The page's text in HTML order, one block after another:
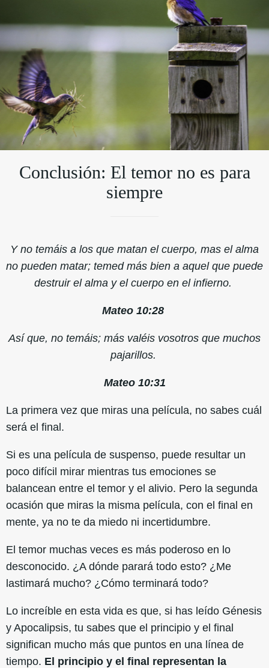
Conclusión: El temor no es para
siempre
Y no temáis a los que matan el cuerpo, mas el alma
no pueden matar; temed más bien a aquel que puede
destruir el alma y el cuerpo en el infierno.
Mateo 10:28
Así que, no temáis; más valéis vosotros que muchos
pajarillos.
Mateo 10:31
La primera vez que miras una película, no sabes cuál
será el final.
Si es una película de suspenso, puede resultar un
poco difícil mirar mientras tus emociones se
balancean entre el temor y el alivio. Pero la segunda
ocasión que miras la misma película, con el final en
mente, ya no te da miedo ni incertidumbre.
El temor muchas veces es más poderoso en lo
desconocido. ¿A dónde parará todo esto? ¿Me
lastimará mucho? ¿Cómo terminará todo?
Lo increíble en esta vida es que, si has leído Génesis
y Apocalipsis, tu sabes que el principio y el final
significan mucho más que puntos en una línea de
tiempo. El principio y el final representan la